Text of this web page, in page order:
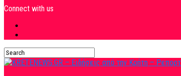
Connect with us